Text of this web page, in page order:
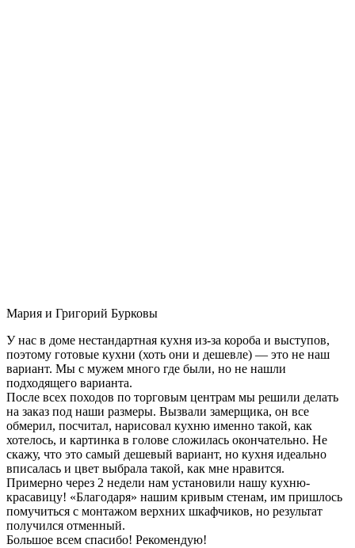
Мария и Григорий Бурковы
У нас в доме нестандартная кухня из-за короба и выступов,
поэтому готовые кухни (хоть они и дешевле) — это не наш
вариант. Мы с мужем много где были, но не нашли
подходящего варианта.
После всех походов по торговым центрам мы решили делать
на заказ под наши размеры. Вызвали замерщика, он все
обмерил, посчитал, нарисовал кухню именно такой, как
хотелось, и картинка в голове сложилась окончательно. Не
скажу, что это самый дешевый вариант, но кухня идеально
вписалась и цвет выбрала такой, как мне нравится.
Примерно через 2 недели нам установили нашу кухню-
красавицу! «Благодаря» нашим кривым стенам, им пришлось
помучиться с монтажом верхних шкафчиков, но результат
получился отменный.
Большое всем спасибо! Рекомендую!